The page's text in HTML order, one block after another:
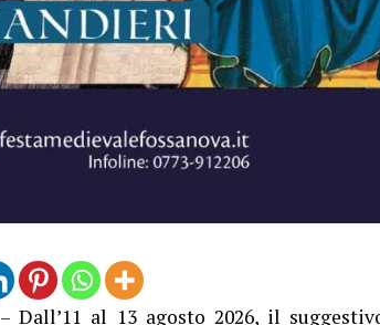
– Dall’11 al 13 agosto 2026, il